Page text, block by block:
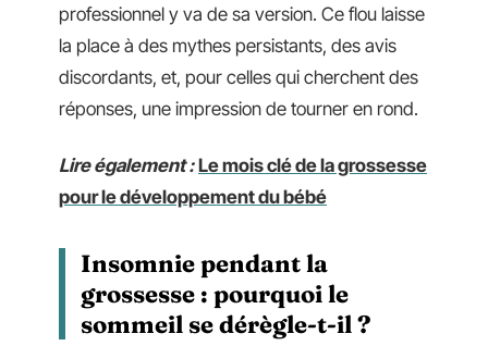
professionnel y va de sa version. Ce flou laisse
la place à des mythes persistants, des avis
discordants, et, pour celles qui cherchent des
réponses, une impression de tourner en rond.
Lire également : Le mois clé de la grossesse
pour le développement du bébé
Insomnie pendant la
grossesse : pourquoi le
sommeil se dérègle-t-il ?